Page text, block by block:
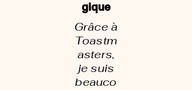
gique
Grâce à
Toastm
asters,
je suis
beauco